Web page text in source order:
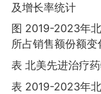
及增长率统计
图 2019-2023年
所占销售额份额变
表 北美先进治疗
表 2019-2023年